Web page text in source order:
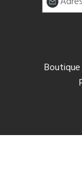
Boutique